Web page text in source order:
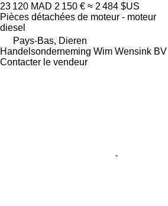
23 120 MAD 2 150 € ≈ 2 484 $US
Pièces détachées de moteur - moteur
diesel
Pays-Bas, Dieren
Handelsonderneming Wim Wensink BV
Contacter le vendeur